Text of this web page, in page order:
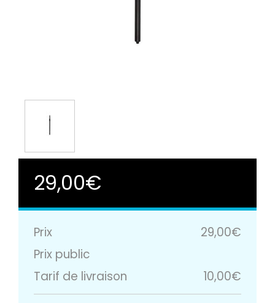
29,00€
Prix
29,00€
Prix public
Tarif de livraison
10,00€